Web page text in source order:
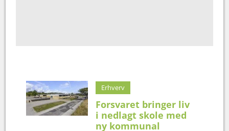
Erhverv
Forsvaret bringer liv
i nedlagt skole med
ny kommunal